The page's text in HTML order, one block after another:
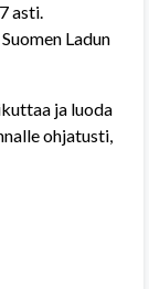
asti.
Ladun
ja luoda
ohjatusti,